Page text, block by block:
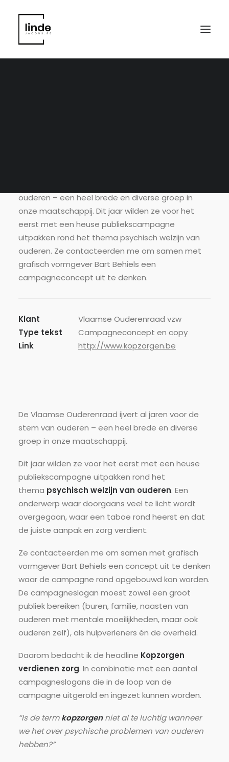
ouderen – een heel brede en diverse groep in
onze maatschappij. Dit jaar wilden ze voor het
eerst met een heuse publiekscampagne
uitpakken rond het thema psychisch welzijn van
ouderen. Ze contacteerden me om samen met
grafisch vormgever Bart Behiels een
campagneconcept uit te denken.
Klant
Vlaamse Ouderenraad vzw
Type tekst
Campagneconcept en copy
Link
http://www.kopzorgen.be
De Vlaamse Ouderenraad ijvert al jaren voor de
stem van ouderen – een heel brede en diverse
groep in onze maatschappij.
Dit jaar wilden ze voor het eerst met een heuse
publiekscampagne uitpakken rond het
thema psychisch welzijn van ouderen. Een
onderwerp waar doorgaans veel te licht wordt
overgegaan, waar een taboe rond heerst en dat
de juiste aanpak en zorg verdient.
Ze contacteerden me om samen met grafisch
vormgever Bart Behiels een concept uit te denken
waar de campagne rond opgebouwd kon worden.
De campagneslogan moest zowel een groot
publiek bereiken (buren, familie, naasten van
ouderen met mentale moeilijkheden, maar ook
ouderen zelf), als hulpverleners én de overheid.
Daarom bedacht ik de headline Kopzorgen
verdienen zorg. In combinatie met een aantal
campagneslogans die in de loop van de
campagne uitgerold en ingezet kunnen worden.
“Is de termkopzorgenniet al te luchtig wanneer
we het over psychische problemen van ouderen
hebben?”